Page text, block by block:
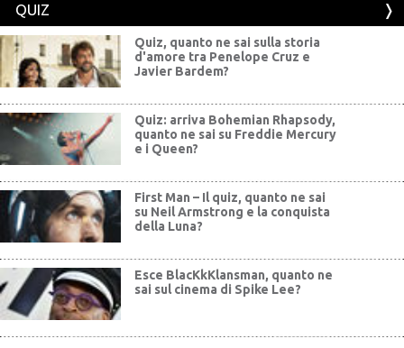
QUIZ
Quiz, quanto ne sai sulla storia
d'amore tra Penelope Cruz e
Javier Bardem?
Quiz: arriva Bohemian Rhapsody,
quanto ne sai su Freddie Mercury
e i Queen?
First Man – Il quiz, quanto ne sai
su Neil Armstrong e la conquista
della Luna?
Esce BlacKkKlansman, quanto ne
sai sul cinema di Spike Lee?